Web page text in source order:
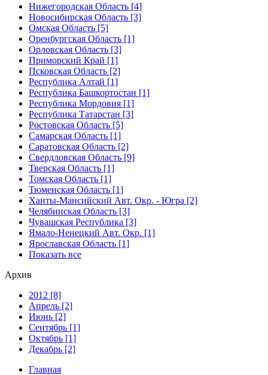
Нижегородская Область [4]
Новосибирская Область [3]
Омская Область [5]
Оренбургская Область [1]
Орловская Область [3]
Приморский Край [1]
Псковская Область [2]
Республика Алтай [1]
Республика Башкортостан [1]
Республика Мордовия [1]
Республика Татарстан [3]
Ростовская Область [5]
Самарская Область [1]
Саратовская Область [2]
Свердловская Область [9]
Тверская Область [1]
Томская Область [1]
Тюменская Область [1]
Ханты-Мансийский Авт. Окр. - Югра [2]
Челябинская Область [3]
Чувашская Республика [3]
Ямало-Ненецкий Авт. Окр. [1]
Ярославская Область [1]
Показать все
Архив
2012 [8]
Апрель [2]
Июнь [2]
Сентябрь [1]
Октябрь [1]
Декабрь [2]
Главная